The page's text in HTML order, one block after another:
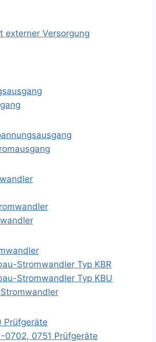
externer Versorgung
Stromwandler Typ KBR
Stromwandler Typ KBU
Prüfgeräte
0702, 0751 Prüfgeräte